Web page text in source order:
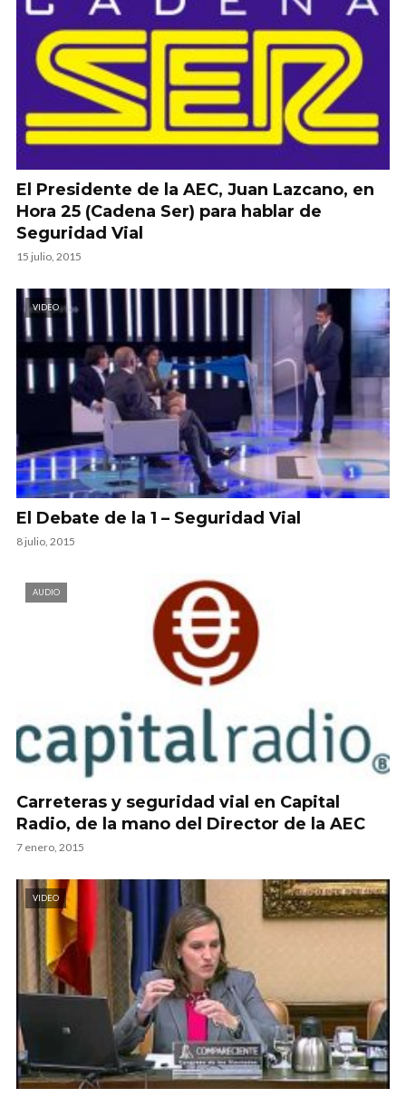
El Presidente de la AEC, Juan Lazcano, en
Hora 25 (Cadena Ser) para hablar de
Seguridad Vial
15 julio, 2015
VIDEO
El Debate de la 1 – Seguridad Vial
8 julio, 2015
AUDIO
Carreteras y seguridad vial en Capital
Radio, de la mano del Director de la AEC
7 enero, 2015
VIDEO